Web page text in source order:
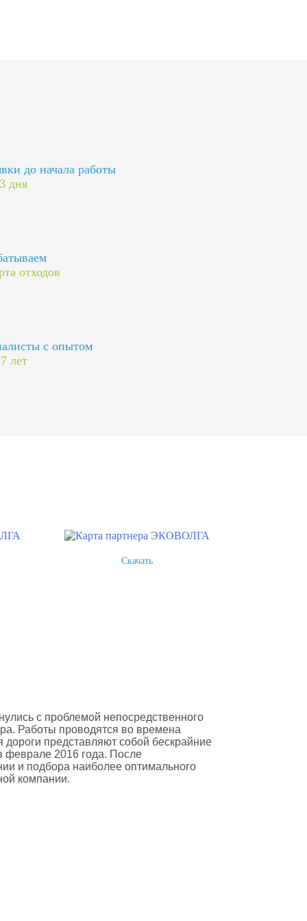
до начала работы
дня
отходов
с опытом
лет
Скачать
с проблемой непосредственного
Работы проводятся во времена
дороги представляют собой бескрайние
феврале 2016 года. После
и подбора наиболее оптимального
компании.